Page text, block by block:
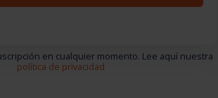
en cualquier momento. Lee aquí nuestra
política de privacidad